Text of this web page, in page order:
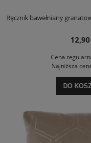
Ręcznik bawełniany
12,90
Cena
Najniższa
DO